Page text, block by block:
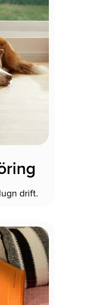
drift.